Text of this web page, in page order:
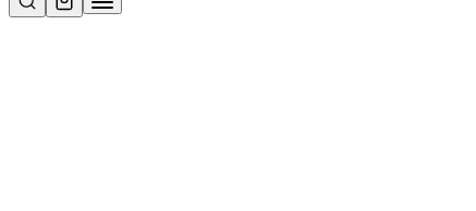
đèn thả trần